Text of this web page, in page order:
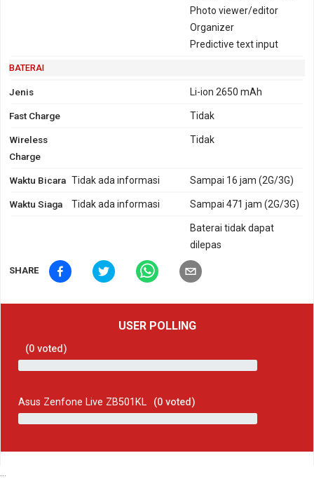
Photo viewer/editor
Organizer
Predictive text input
BATERAI
Jenis Li-ion 2650 mAh
Fast Charge Tidak
Wireless
Charge
Tidak
Waktu Bicara Tidak ada informasi Sampai 16 jam (2G/3G)
Waktu Siaga Tidak ada informasi Sampai 471 jam (2G/3G)
Baterai tidak dapat
dilepas
SHARE
USER POLLING
(0 voted)
Asus Zenfone Live ZB501KL (0 voted)